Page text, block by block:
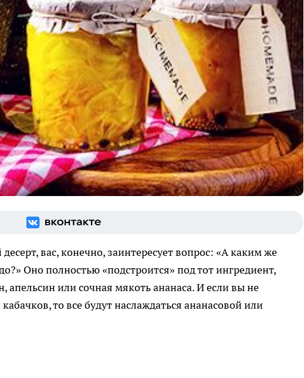
вас, конечно, заинтересует вопрос: «А каким же
Оно полностью «подстроится» под тот ингредиент,
апельсин или сочная мякоть ананаса. И если вы не
то все будут наслаждаться ананасовой или